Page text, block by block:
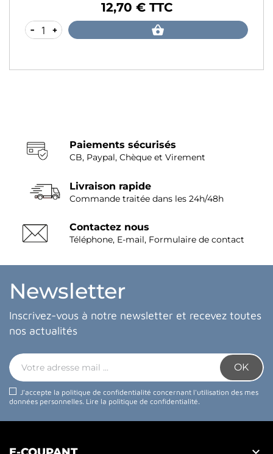
12,70 € TTC
- +
Paiements sécurisés
CB, Paypal, Chèque et Virement
Livraison rapide
Commande traitée dans les 24h/48h
Contactez nous
Téléphone, E-mail, Formulaire de contact
Newsletter
Inscrivez-vous à notre newsletter et recevez toutes
nos actualités
J'accepte la politique de confidentialité concernant l'utilisation des mes
données personnelles. Lire la politique de confidentialité.